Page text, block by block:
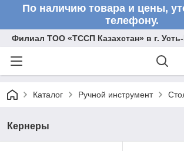
По наличию товара и цены,
телефону.
Филиал ТОО «ТССП Казахстан» в г.
Каталог Ручной инструмент
Кернеры